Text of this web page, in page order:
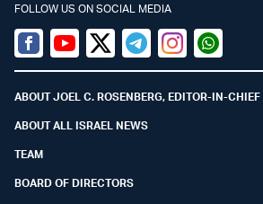
FOLLOW US ON SOCIAL MEDIA
Facebook
YoutubeTwitter (X)
TelegramInstagramWhatsapp
ABOUT JOEL C. ROSENBERG, EDITOR-IN-CHIEF
ABOUT ALL ISRAEL NEWS
TEAM
BOARD OF DIRECTORS